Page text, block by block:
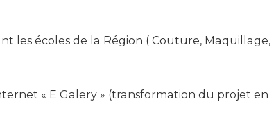
les écoles de la Région ( Couture, Maquillage,
« E Galery » (transformation du projet en